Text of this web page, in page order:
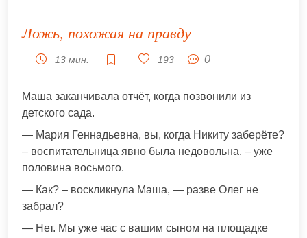
Ложь, похожая на правду
13 мин. 193 0
Маша заканчивала отчёт, когда позвонили из
детского сада.
— Мария Геннадьевна, вы, когда Никиту заберёте?
– воспитательница явно была недовольна. – уже
половина восьмого.
— Как? – воскликнула Маша, — разве Олег не
забрал?
— Нет. Мы уже час с вашим сыном на площадке